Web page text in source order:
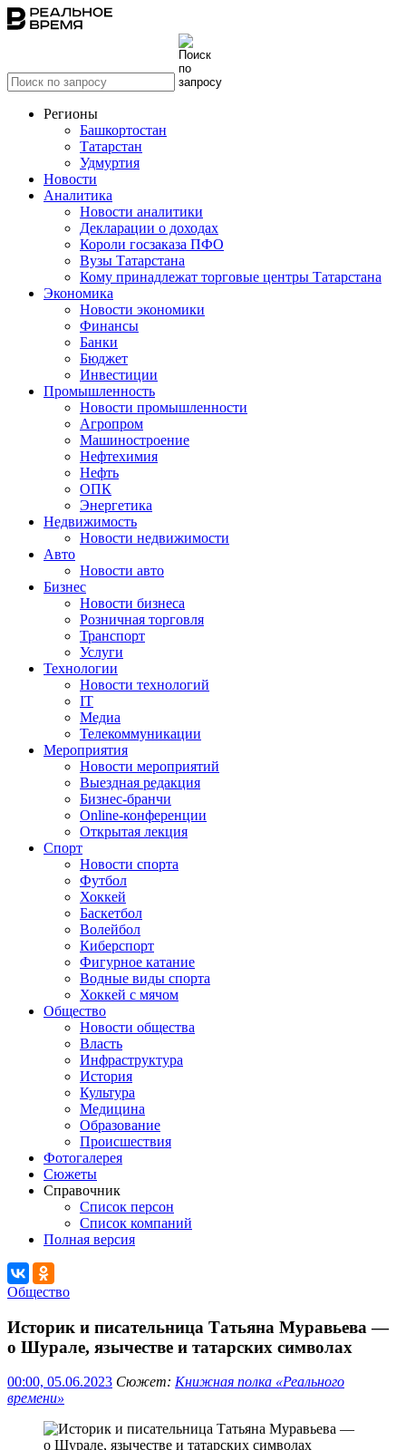
Регионы
Башкортостан
Татарстан
Удмуртия
Новости
Аналитика
Новости аналитики
Декларации о доходах
Короли госзаказа ПФО
Вузы Татарстана
Кому принадлежат торговые центры Татарстана
Экономика
Новости экономики
Финансы
Банки
Бюджет
Инвестиции
Промышленность
Новости промышленности
Агропром
Машиностроение
Нефтехимия
Нефть
ОПК
Энергетика
Недвижимость
Новости недвижимости
Авто
Новости авто
Бизнес
Новости бизнеса
Розничная торговля
Транспорт
Услуги
Технологии
Новости технологий
IT
Медиа
Телекоммуникации
Мероприятия
Новости мероприятий
Выездная редакция
Бизнес-бранчи
Online-конференции
Открытая лекция
Спорт
Новости спорта
Футбол
Хоккей
Баскетбол
Волейбол
Киберспорт
Фигурное катание
Водные виды спорта
Хоккей с мячом
Общество
Новости общества
Власть
Инфраструктура
История
Культура
Медицина
Образование
Происшествия
Фотогалерея
Сюжеты
Справочник
Список персон
Список компаний
Полная версия
Общество
Историк и писательница Татьяна Муравьева —
о Шурале, язычестве и татарских символах
00:00, 05.06.2023 Сюжет: Книжная полка «Реального
времени»